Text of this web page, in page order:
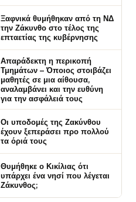
Ξαφνικά θυμήθηκαν από τη ΝΔ
την Ζάκυνθο στο τέλος της
επταετίας της κυβέρνησης
Απαράδεκτη η περικοπή
Τμημάτων – Όποιος στοιβάζει
μαθητές σε μια αίθουσα,
αναλαμβάνει και την ευθύνη
για την ασφάλειά τους
Οι υποδομές της Ζακύνθου
έχουν ξεπεράσει προ πολλού
τα όριά τους
Θυμήθηκε ο Κικίλιας ότι
υπάρχει ένα νησί που λέγεται
Ζάκυνθος;